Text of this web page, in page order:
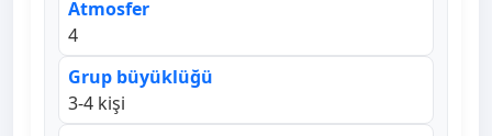
Atmosfer
4
Grup büyüklüğü
3-4 kişi